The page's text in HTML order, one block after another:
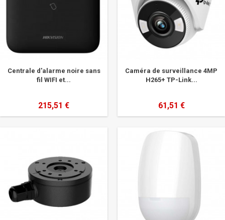
Centrale d'alarme noire sans
fil WIFI et...
215,51 €
Caméra de surveillance 4MP
H265+ TP-Link...
61,51 €